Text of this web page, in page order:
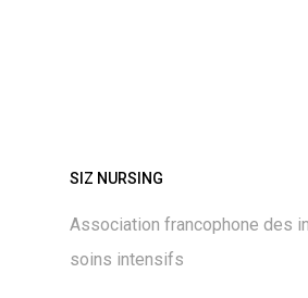
SIZ NURSING
Association francophone des
soins intensifs